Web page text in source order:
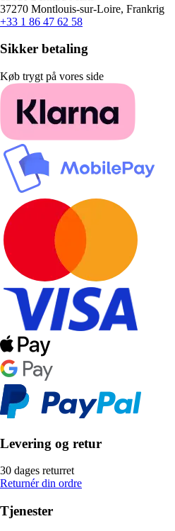
37270 Montlouis-sur-Loire, Frankrig
+33 1 86 47 62 58
Sikker betaling
Køb trygt på vores side
Levering og retur
30 dages returret
Returnér din ordre
Tjenester